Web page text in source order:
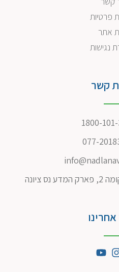
פרטיות
אתר
נגישות
קשר
1800-
077-